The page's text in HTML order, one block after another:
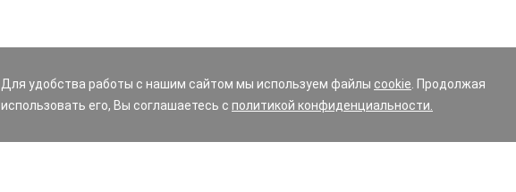
Для удобства работы с нашим сайтом мы используем файлы cookie . Продолжая
использовать его, Вы соглашаетесь с политикой конфиденциальности.